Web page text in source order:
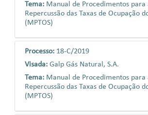
Tema: Manual de Procedimentos para
Repercussão das Taxas de Ocupação
(MPTOS)
Processo: 18-C/2019
Visada: Galp Gás Natural, S.A.
Tema: Manual de Procedimentos para
Repercussão das Taxas de Ocupação
(MPTOS)